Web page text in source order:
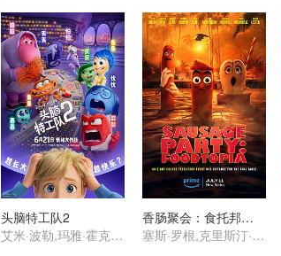
头脑特工队2
艾米·波勒,玛雅·霍克,肯辛顿·托尔曼,莉萨·拉皮拉,托尼·海尔,刘易斯·布莱克,菲利丝·史密斯,阿尤·艾德维利,莉莉玛,格蕾丝·陆,苏梅亚·努里丁-格林,阿黛尔·艾克萨勒霍布洛斯,保罗·沃尔特·豪泽,朱恩·斯奎布,戴安·琳恩,凯尔·麦克拉克伦,伊薇特·尼科尔·布朗,罗恩·芬奇斯,詹姆士·奥斯汀·约翰逊,叶永,史蒂夫·波赛尔
香肠聚会：食托邦第一季
塞斯·罗根,克里斯汀·韦格,迈克尔·塞拉,大卫·克朗姆霍茨,爱德华·诺顿,威尔·福特,山姆·理查森,娜塔莎·罗斯韦尔,亚瑟·李斯特